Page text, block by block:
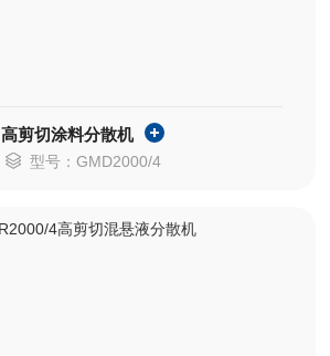
高剪切涂料分散机
型号：GMD2000/4